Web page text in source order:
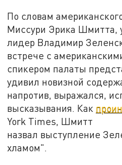
По словам
Миссури Эрика Шмитта,
лидер Владимир
встрече с
спикером палаты
удивил новизной
напротив, выражался,
высказывания. Как
York Times, Шмитт
назвал выступление
хламом".